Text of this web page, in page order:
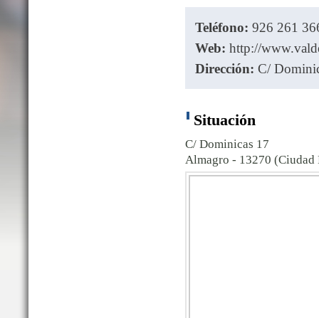
Teléfono: 926 261
Web: http://
Dirección: C/
Situación
C/ Dominicas 17
Almagro - 13270 (Ciudad